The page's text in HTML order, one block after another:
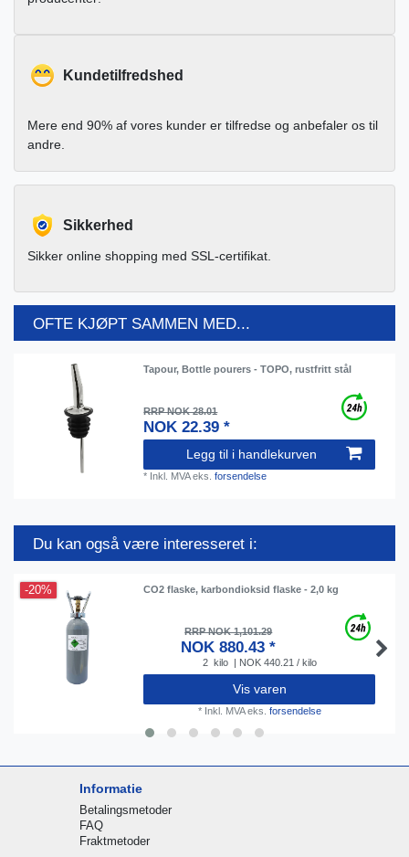
Kundetilfredshed
Mere end 90% af vores kunder er tilfredse og anbefaler os til
andre.
Sikkerhed
Sikker online shopping med SSL-certifikat.
OFTE KJØPT SAMMEN MED...
Tapour, Bottle pourers - TOPO, rustfritt stål
RRP NOK 28.01
NOK 22.39 *
Legg til i handlekurven
* Inkl. MVAeks.forsendelse
Du kan også være interesseret i:
-20% CO2 flaske, karbondioksid flaske - 2,0 kg
RRP NOK 1,101.29
NOK 880.43 *
2 kilo | NOK 440.21 / kilo
Vis varen
* Inkl. MVAeks. forsendelse
Informatie
Betalingsmetoder
FAQ
Fraktmetoder